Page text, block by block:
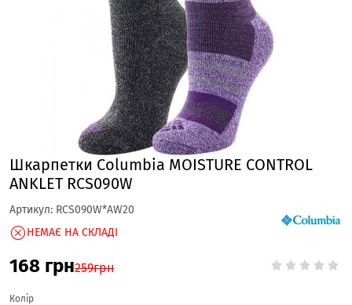
Шкарпетки Columbia MOISTURE CONTROL
ANKLET RCS090W
Артикул: RCS090W*AW20
НЕМАЄ НА СКЛАДІ
168 грн259грн
Колір